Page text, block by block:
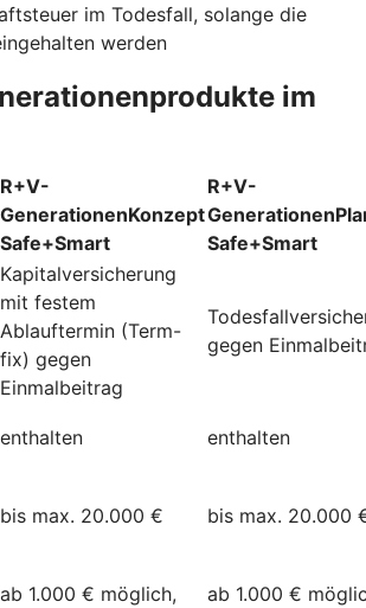
im Todesfall, solange die
werden
im
R+V-
GenerationenKonzept
Safe+Smart
R+V-
Safe+Smart
Kapitalversicherung
mit festem
Ablauftermin (Term-
fix) gegen
Einmalbeitrag
gegen
enthalten enthalten
bis max. 20.000 € bis max. 20.000
ab 1.000 € möglich,
ab 1.000 €